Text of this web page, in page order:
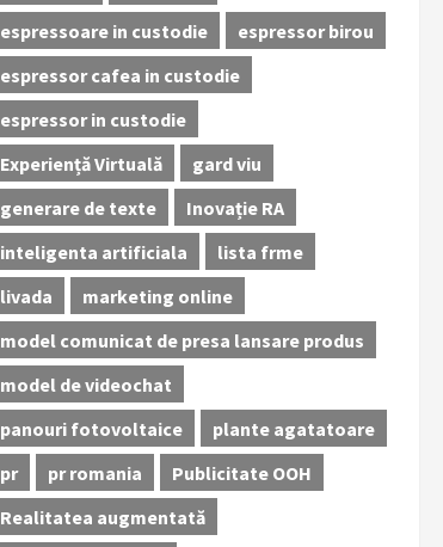
espressoare in custodie
espressor birou
espressor cafea in custodie
espressor in custodie
Experiență Virtuală
gard viu
generare de texte
Inovație RA
inteligenta artificiala
lista frme
livada
marketing online
model comunicat de presa lansare produs
model de videochat
panouri fotovoltaice
plante agatatoare
pr
pr romania
Publicitate OOH
Realitatea augmentată